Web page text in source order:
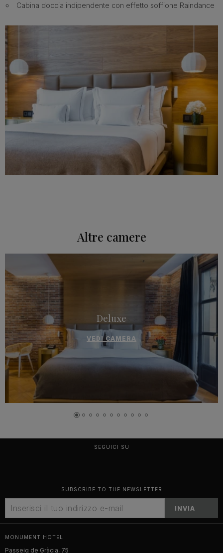
Cabina doccia indipendente con effetto soffione Raindance
Altre camere
Deluxe
VEDI CAMERA
SEGUICI SU
SUBSCRIBE TO THE NEWSLETTER
INVIA
MONUMENT HOTEL
Passeig de Gràcia, 75